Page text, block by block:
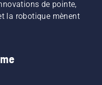
de pointe,
la robotique mènent